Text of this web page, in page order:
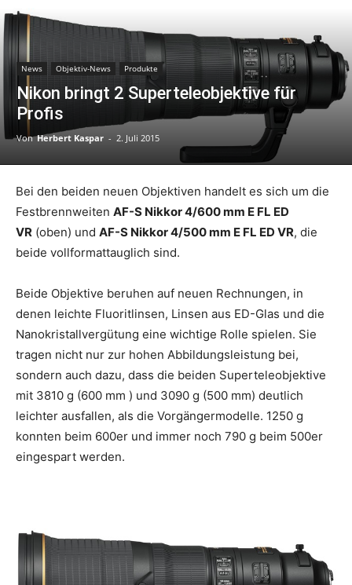
News Objektiv-News Produkte
Nikon bringt 2 Superteleobjektive für
Profis
Von Herbert Kaspar - 2. Juli 2015
Bei den beiden neuen Objektiven handelt es sich um die
Festbrennweiten AF-S Nikkor 4/600 mm E FL ED
VR (oben) und AF-S Nikkor 4/500 mm E FL ED VR, die
beide vollformattauglich sind.
Beide Objektive beruhen auf neuen Rechnungen, in
denen leichte Fluoritlinsen, Linsen aus ED-Glas und die
Nanokristallvergütung eine wichtige Rolle spielen. Sie
tragen nicht nur zur hohen Abbildungsleistung bei,
sondern auch dazu, dass die beiden Superteleobjektive
mit 3810 g (600 mm ) und 3090 g (500 mm) deutlich
leichter ausfallen, als die Vorgängermodelle. 1250 g
konnten beim 600er und immer noch 790 g beim 500er
eingespart werden.